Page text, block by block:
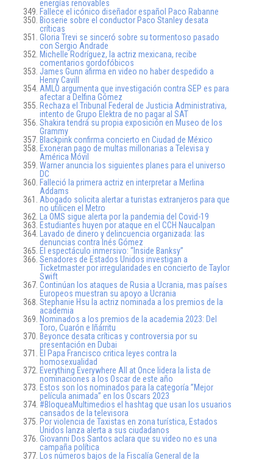
energías renovables
Fallece el icónico diseñador español Paco Rabanne
Bioserie sobre el conductor Paco Stanley desata
críticas
Gloria Trevi se sinceró sobre su tormentoso pasado
con Sergio Andrade
Michelle Rodríguez, la actriz mexicana, recibe
comentarios gordofóbicos
James Gunn afirma en video no haber despedido a
Henry Cavill
AMLO argumenta que investigación contra SEP es para
afectar a Delfina Gómez
Rechaza el Tribunal Federal de Justicia Administrativa,
intento de Grupo Elektra de no pagar al SAT
Shakira tendrá su propia exposición en Museo de los
Grammy
Blackpink confirma concierto en Ciudad de México
Exoneran pago de multas millonarias a Televisa y
América Móvil
Warner anuncia los siguientes planes para el universo
DC
Falleció la primera actriz en interpretar a Merlina
Addams
Abogado solicita alertar a turistas extranjeros para que
no utilicen el Metro
La OMS sigue alerta por la pandemia del Covid-19
Estudiantes huyen por ataque en el CCH Naucalpan
Lavado de dinero y delincuencia organizada: las
denuncias contra Inés Gómez
El espectáculo inmersivo: “Inside Banksy”
Senadores de Estados Unidos investigan a
Ticketmaster por irregularidades en concierto de Taylor
Swift
Continúan los ataques de Rusia a Ucrania, mas países
Europeos muestran su apoyo a Ucrania
Stephanie Hsu la actriz nominada a los premios de la
academia
Nominados a los premios de la academia 2023: Del
Toro, Cuarón e Iñárritu
Beyonce desata críticas y controversia por su
presentación en Dubai
El Papa Francisco critica leyes contra la
homosexualidad
Everything Everywhere All at Once lidera la lista de
nominaciones a los Oscar de este año
Estos son los nominados para la categoría ”Mejor
película animada” en los Oscars 2023
#BloqueaMultimedios el hashtag que usan los usuarios
cansados de la televisora
Por violencia de Taxistas en zona turística, Estados
Unidos lanza alerta a sus ciudadanos
Giovanni Dos Santos aclara que su video no es una
campaña política
Los números bajos de la Fiscalía General de la